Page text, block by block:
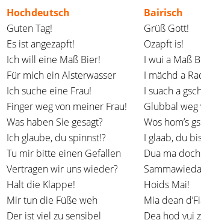
Hochdeutsch
Bairisch
Guten Tag!
Grüß Gott!
Es ist angezapft!
Ozapft is!
Ich will eine Maß Bier!
I wui a Maß
Für mich ein Alsterwasser
I mächd a
Ich suche eine Frau!
I suach a
Finger weg von meiner Frau!
Glubbal weg
Was haben Sie gesagt?
Wos hom’s
Ich glaube, du spinnst!?
I glaab, du
Tu mir bitte einen Gefallen
Dua ma
Vertragen wir uns wieder?
Halt die Klappe!
Hoids Mai!
Mir tun die Füße weh
Mia dean
Der ist viel zu sensibel
Dea hod vui